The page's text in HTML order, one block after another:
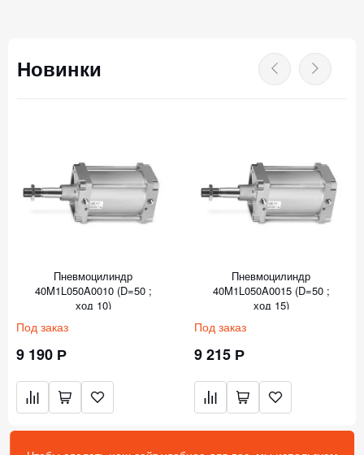
Новинки
Пневмоцилиндр
40M1L050A0010 (D=50 ;
ход 10)
Под заказ
9 190 Р
Пневмоцилиндр
40M1L050A0015 (D=50 ;
ход 15)
Под заказ
9 215 Р